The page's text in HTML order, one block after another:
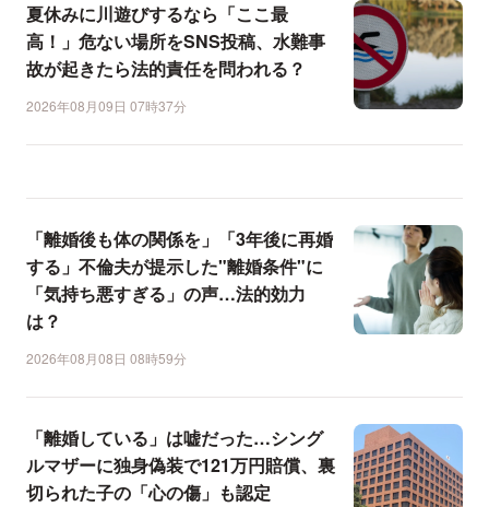
夏休みに川遊びするなら「ここ最
高！」危ない場所をSNS投稿、水難事
故が起きたら法的責任を問われる？
2026年08月09日 07時37分
「離婚後も体の関係を」「3年後に再婚
する」不倫夫が提示した"離婚条件"に
「気持ち悪すぎる」の声…法的効力
は？
2026年08月08日 08時59分
「離婚している」は嘘だった…シング
ルマザーに独身偽装で121万円賠償、裏
切られた子の「心の傷」も認定